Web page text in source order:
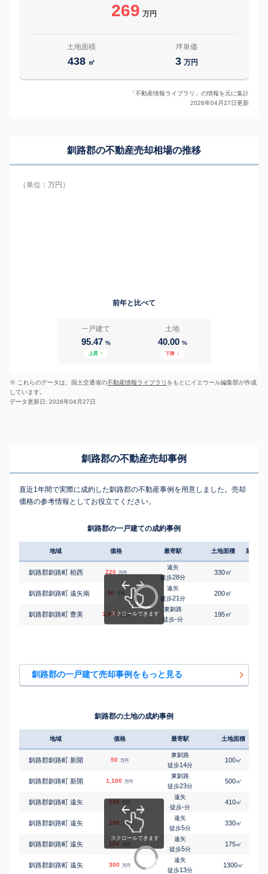
269 万円
土地面積
438 ㎡
坪単価
3 万円
「不動産情報ライブラリ」の情報を元に集計
2026年04月27日更新
釧路郡の不動産売却相場の推移
（単位：万円）
前年と比べて
一戸建て
95.47 %
上昇 ↑
土地
40.00 %
下降 ↓
※ これらのデータは、国土交通省の不動産情報ライブラリ をもとにイエウール編集部が作成
しています。
データ更新日: 2026年04月27日
釧路郡の不動産売却事例
直近1年間で実際に成約した釧路郡の不動産事例を用意しました。売却
価格の参考情報としてお役立てください。
釧路郡の一戸建ての成約事例
地域 価格 最寄駅 土地面積 延床面
釧路郡釧路町 柏西 220 万円
遠矢
徒歩28分
330㎡
釧路郡釧路町 遠矢南 50 万円
遠矢
徒歩21分
200㎡
釧路郡釧路町 豊美 1,800 万円
東釧路
徒歩-分
195㎡
釧路郡の一戸建て売却事例をもっと見る
釧路郡の土地の成約事例
地域 価格 最寄駅 土地面積
釧路郡釧路町 新開 50 万円
東釧路
徒歩14分
100㎡
釧路郡釧路町 新開 1,100 万円
東釧路
徒歩23分
500㎡
釧路郡釧路町 遠矢 150 万円
遠矢
徒歩-分
410㎡
釧路郡釧路町 遠矢 150 万円
遠矢
徒歩5分
330㎡
釧路郡釧路町 遠矢 100 万円
遠矢
徒歩5分
175㎡
釧路郡釧路町 遠矢 300 万円
遠矢
徒歩13分
1300㎡